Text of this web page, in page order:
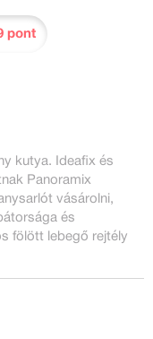
pont
kutya. Ideafix és
Panoramix
vásárolni,
és
fölött lebegő rejtély